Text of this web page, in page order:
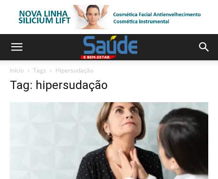
Início Tags Hipersudação
Tag: hipersudação